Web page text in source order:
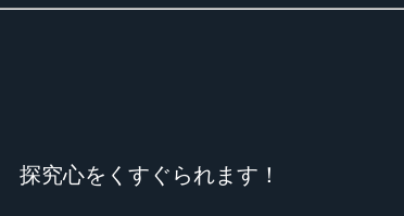
究心をくすぐられます！